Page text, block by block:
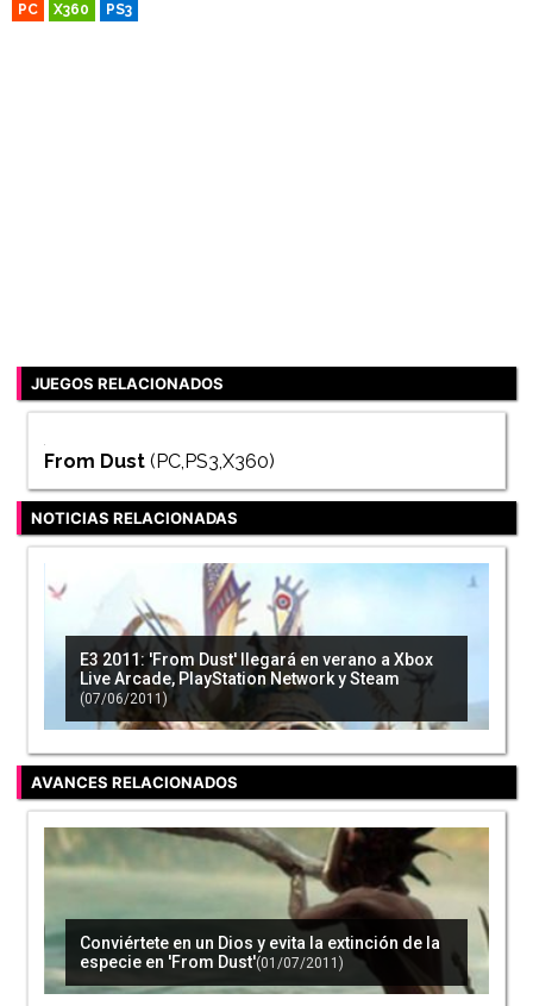
PC X360 PS3
JUEGOS RELACIONADOS
From Dust (PC,PS3,X360)
NOTICIAS RELACIONADAS
E3 2011: 'From Dust' llegará en verano a Xbox
Live Arcade, PlayStation Network y Steam
(07/06/2011)
AVANCES RELACIONADOS
Conviértete en un Dios y evita la extinción de la
especie en 'From Dust'(01/07/2011)